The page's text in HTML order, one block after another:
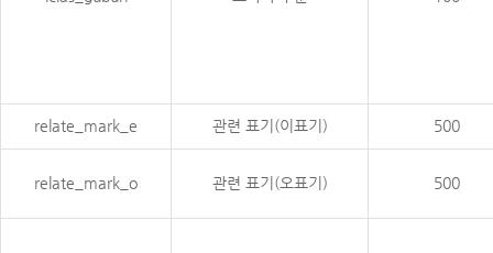
relate_mark_e 관련 표기(이표기) 500
relate_mark_o 관련 표기(오표기) 500